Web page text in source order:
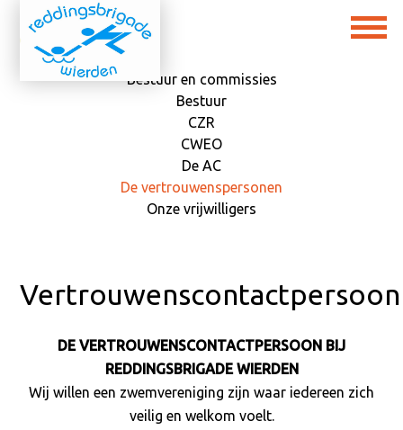
Bestuur en commissies
Bestuur
CZR
CWEO
De AC
De vertrouwenspersonen
Onze vrijwilligers
Vertrouwenscontactpersoon
DE VERTROUWENSCONTACTPERSOON BIJ
REDDINGSBRIGADE WIERDEN
Wij willen een zwemvereniging zijn waar iedereen zich
veilig en welkom voelt.